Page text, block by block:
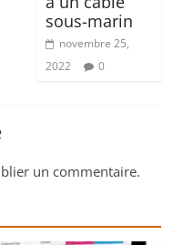
sous-marin
novembre 25,
2022
0
un commentaire.